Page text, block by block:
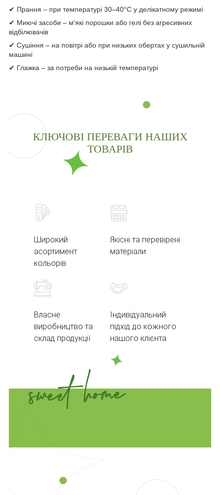
✔ Прання – при температурі 30–40°C у делікатному режимі
✔ Миючі засоби – м'які порошки або гелі без агресивних
відбілювачів
✔ Сушіння – на повітрі або при низьких обертах у сушильній
машині
✔ Глажка – за потреби на низькій температурі
КЛЮЧОВІ ПЕРЕВАГИ НАШИХ
ТОВАРІВ
Широкий
асортимент
кольорів
Якісні та перевірені
матеріали
Власне
виробництво та
склад продукції
Індивідуальний
підхід до кожного
нашого клієнта